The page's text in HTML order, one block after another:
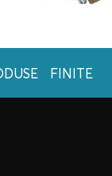
FINITE